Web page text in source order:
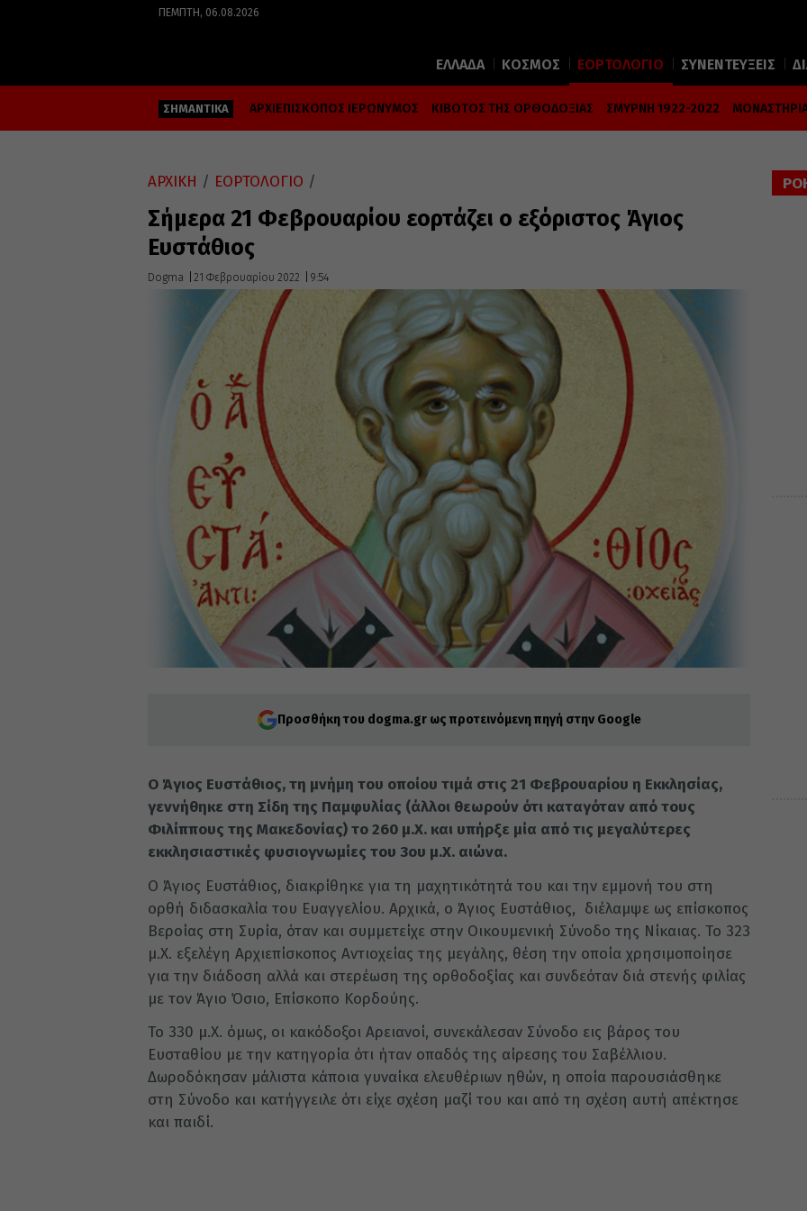
ΠΈΜΠΤΗ, 06.08.2026
ΕΛΛΑΔΑ ΚΟΣΜΟΣ ΕΟΡΤΟΛΟΓΙΟ ΣΥΝΕΝΤΕΥΞΕΙΣ
ΣΗΜΑΝΤΙΚΑ ΑΡΧΙΕΠΙΣΚΟΠΟΣ ΙΕΡΩΝΥΜΟΣ ΚΙΒΩΤΟΣ ΤΗΣ ΟΡΘΟΔΟΞΙΑΣ ΣΜΥΡΝΗ 1922-2022
ΑΡΧΙΚΗ / ΕΟΡΤΟΛΟΓΙΟ /
Σήμερα 21 Φεβρουαρίου εορτάζει ο εξόριστος Άγιος
Ευστάθιος
Dogma 21 Φεβρουαρίου 2022 9:54
Προσθήκη του dogma.gr ως προτεινόμενη πηγή στην Google
O Άγιος Ευστάθιος, τη μνήμη του οποίου τιμά στις 21 Φεβρουαρίου η Εκκλησίας,
γεννήθηκε στη Σίδη της Παμφυλίας (άλλοι θεωρούν ότι καταγόταν από τους
Φιλίππους της Μακεδονίας) το 260 μ.Χ. και υπήρξε μία από τις μεγαλύτερες
εκκλησιαστικές φυσιογνωμίες του 3ου μ.Χ. αιώνα.
Ο Άγιος Ευστάθιος, διακρίθηκε για τη μαχητικότητά του και την εμμονή του στη
ορθή διδασκαλία του Ευαγγελίου. Αρχικά, ο Άγιος Ευστάθιος, διέλαμψε ως επίσκοπος
Βεροίας στη Συρία, όταν και συμμετείχε στην Οικουμενική Σύνοδο της Νίκαιας. Το 323
μ.Χ. εξελέγη Αρχιεπίσκοπος Αντιοχείας της μεγάλης, θέση την οποία χρησιμοποίησε
για την διάδοση αλλά και στερέωση της ορθοδοξίας και συνδεόταν διά στενής φιλίας
με τον Άγιο Όσιο, Επίσκοπο Κορδούης.
Το 330 μ.Χ. όμως, οι κακόδοξοι Αρειανοί, συνεκάλεσαν Σύνοδο εις βάρος του
Ευσταθίου με την κατηγορία ότι ήταν οπαδός της αίρεσης του Σαβέλλιου.
Δωροδόκησαν μάλιστα κάποια γυναίκα ελευθέριων ηθών, η οποία παρουσιάσθηκε
στη Σύνοδο και κατήγγειλε ότι είχε σχέση μαζί του και από τη σχέση αυτή απέκτησε
και παιδί.